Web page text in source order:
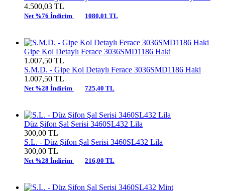
4.500,03 TL
Net %76 İndirim 1080,01 TL
Gipe Kol Detaylı Ferace 3036SMD1186 Haki
1.007,50 TL
S.M.D. - Gipe Kol Detaylı Ferace 3036SMD1186 Haki
1.007,50 TL
Net %28 İndirim 725,40 TL
Düz Şifon Şal Serisi 3460SL432 Lila
300,00 TL
S.L. - Düz Şifon Şal Serisi 3460SL432 Lila
300,00 TL
Net %28 İndirim 216,00 TL